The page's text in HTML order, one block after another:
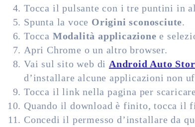
Tocca il pulsante con i tre puntini in
Spunta la voce Origini sconosciute.
Tocca Modalità applicazione e
Apri Chrome o un altro browser.
Vai sul sito web di Android Auto
d’installare alcune applicazioni non
Tocca il link nella pagina per
Quando il download è finito, tocca il
Concedi il permesso d’installare da